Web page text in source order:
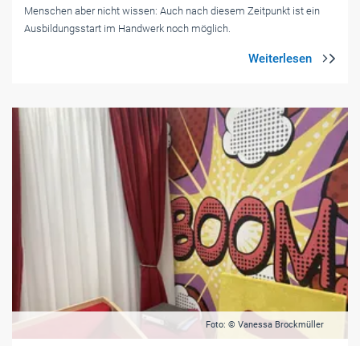
Menschen aber nicht wissen: Auch nach diesem Zeitpunkt ist ein
Ausbildungsstart im Handwerk noch möglich.
Foto: © Vanessa Brockmüller